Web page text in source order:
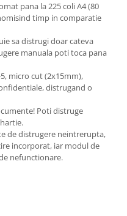
pana la 225 coli A4 (80
timp in comparatie
sa distrugi doar cateva
manuala poti toca pana
micro cut (2x15mm),
distrugand o
Poti distruge
de distrugere neintrerupta,
incorporat, iar modul de
nefunctionare.